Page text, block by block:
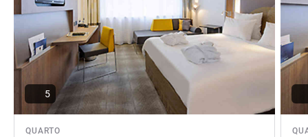
QUARTO
5